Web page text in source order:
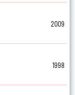
2009
1998